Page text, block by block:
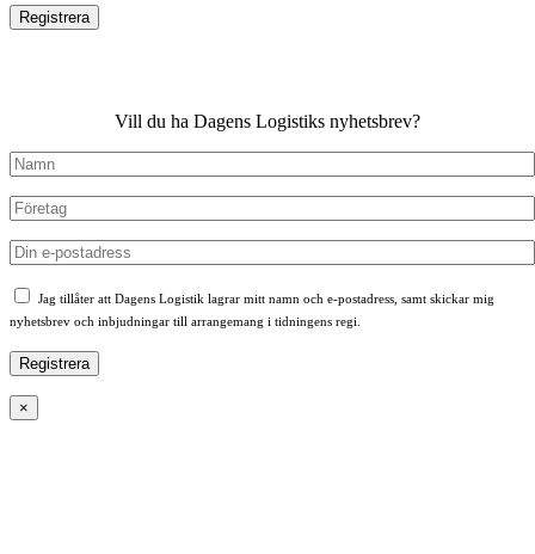
Vill du ha Dagens Logistiks nyhetsbrev?
Jag tillåter att Dagens Logistik lagrar mitt namn och e-postadress, samt skickar mig
nyhetsbrev och inbjudningar till arrangemang i tidningens regi.
×